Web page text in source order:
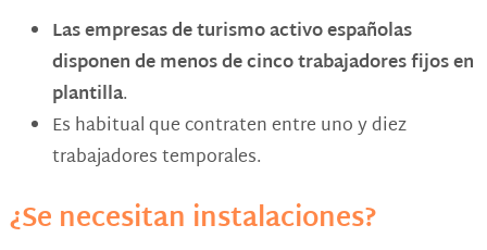
Las empresas de turismo activo españolas
disponen de menos de cinco trabajadores fijos en
plantilla.
Es habitual que contraten entre uno y diez
trabajadores temporales.
¿Se necesitan instalaciones?